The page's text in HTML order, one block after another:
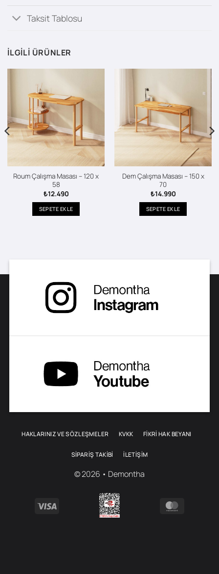
Taksit Tablosu
İLGILI ÜRÜNLER
Roum Çalışma Masası – 120 x
58
₺12.490
SEPETE EKLE
Dem Çalışma Masası – 150 x
70
₺14.990
SEPETE EKLE
HAKLARINIZ VE SÖZLEŞMELER KVKK FİKRİ HAK BEYANI
SIPARIŞ TAKIBI İLETIŞIM
© 2026 • Demontha